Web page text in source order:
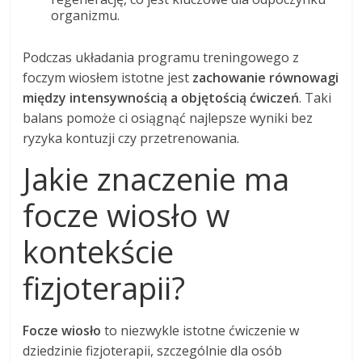
organizmu.
Podczas układania programu treningowego z
foczym wiosłem istotne jest zachowanie równowagi
między intensywnością a objętością ćwiczeń. Taki
balans pomoże ci osiągnąć najlepsze wyniki bez
ryzyka kontuzji czy przetrenowania.
Jakie znaczenie ma
focze wiosło w
kontekście
fizjoterapii?
Focze wiosło to niezwykle istotne ćwiczenie w
dziedzinie fizjoterapii, szczególnie dla osób